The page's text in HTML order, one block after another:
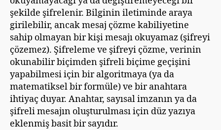
şekilde şifrelenir. Bilginin iletiminde araya
girilebilir, ancak mesaj çözme kabiliyetine
sahip olmayan bir kişi mesajı okuyamaz (şifreyi
çözemez). Şifreleme ve şifreyi çözme, verinin
okunabilir biçimden şifreli biçime geçişini
yapabilmesi için bir algoritmaya (ya da
matematiksel bir formüle) ve bir anahtara
ihtiyaç duyar. Anahtar, sayısal imzanın ya da
şifreli mesajın oluşturulması için düz yazıya
eklenmiş basit bir sayıdır.